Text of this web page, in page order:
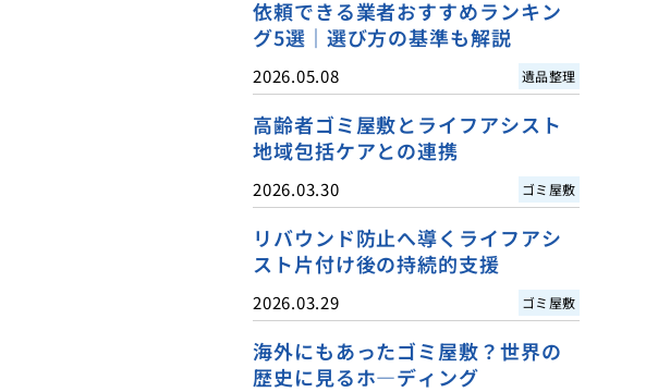
依頼できる業者おすすめランキン
グ5選｜選び方の基準も解説
2026.05.08 遺品整理
高齢者ゴミ屋敷とライフアシスト
地域包括ケアとの連携
2026.03.30 ゴミ屋敷
リバウンド防止へ導くライフアシ
スト片付け後の持続的支援
2026.03.29 ゴミ屋敷
海外にもあったゴミ屋敷？世界の
歴史に見るホ―ディング